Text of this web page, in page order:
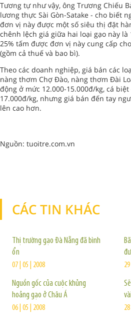
Tương tự như vậy, ông Trương Chiếu
lương thực Sài Gòn-Satake - cho biết
đơn vị này được một số siêu thị đặt
chênh lệch giá giữa hai loại gạo này là
25% tấm được đơn vị này cung cấp
(gồm cả thuế và bao bì).
Theo các doanh nghiệp, giá bán các
nàng thơm Chợ Đào, nàng thơm Đài
động ở mức 12.000-15.000đ/kg, cá
17.000đ/kg, nhưng giá bán đến tay
lên cao hơn.
Nguồn: tuoitre.com.vn
CÁC TIN KHÁC
Thị trường gạo Đà Nẵng đã bình
ổn
07 | 05 | 2008
Nguồn gốc của cuộc khủng
hoảng gạo ở Châu Á
06 | 05 | 2008